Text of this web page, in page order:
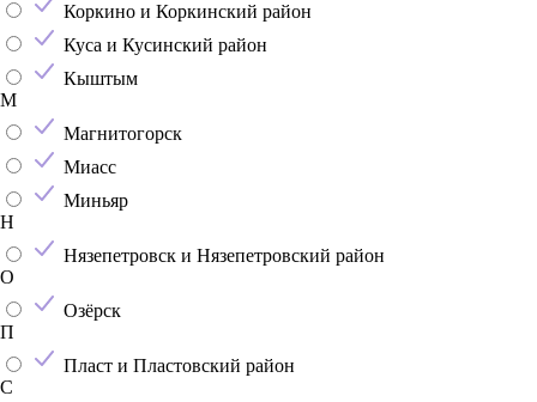
Коркино и Коркинский район
Куса и Кусинский район
Кыштым
М
Магнитогорск
Миасс
Миньяр
Н
Нязепетровск и Нязепетровский район
О
Озёрск
П
Пласт и Пластовский район
С